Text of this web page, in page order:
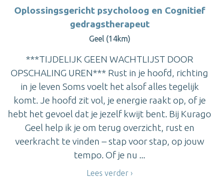
Oplossingsgericht psycholoog en Cognitief
gedragstherapeut
Geel (14km)
***TIJDELIJK GEEN WACHTLIJST DOOR
OPSCHALING UREN*** Rust in je hoofd, richting
in je leven Soms voelt het alsof alles tegelijk
komt. Je hoofd zit vol, je energie raakt op, of je
hebt het gevoel dat je jezelf kwijt bent. Bij Kurago
Geel help ik je om terug overzicht, rust en
veerkracht te vinden – stap voor stap, op jouw
tempo. Of je nu ...
Lees verder